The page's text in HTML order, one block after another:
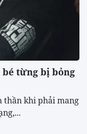
bé từng bị bỏng
thần khi phải mang